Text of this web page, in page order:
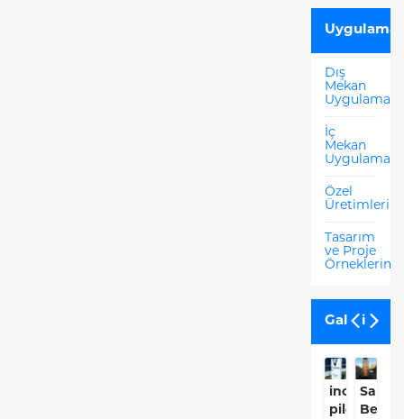
Dış
Mekan
İç
Mekan
Özel
Tasarım
ve Proje
Galeri
inovenso
pilon